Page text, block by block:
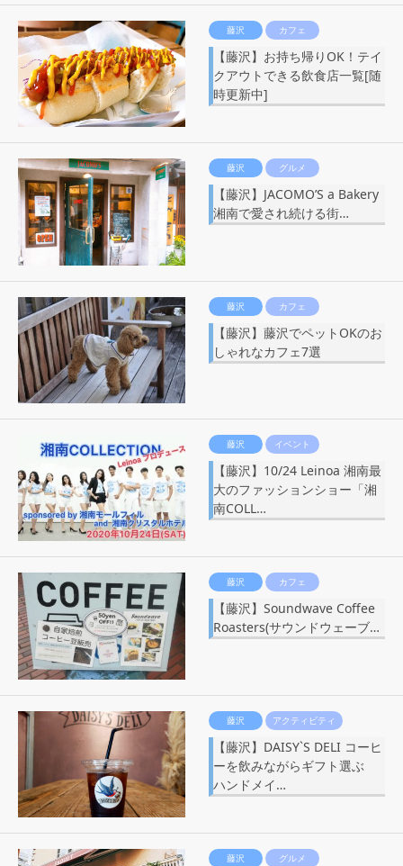
藤沢 カフェ
【藤沢】お持ち帰りOK！テイ
クアウトできる飲食店一覧[随
時更新中]
藤沢 グルメ
【藤沢】JACOMO’S a Bakery
湘南で愛され続ける街…
藤沢 カフェ
【藤沢】藤沢でペットOKのお
しゃれなカフェ7選
藤沢 イベント
【藤沢】10/24 Leinoa 湘南最
大のファッションショー「湘
南COLL…
藤沢 カフェ
【藤沢】Soundwave Coffee
Roasters(サウンドウェーブ…
藤沢 アクティビティ
【藤沢】DAISY`S DELI コーヒ
ーを飲みながらギフト選ぶ
ハンドメイ…
藤沢 グルメ